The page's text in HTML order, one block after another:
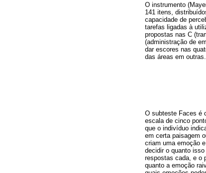
O instrumento
141 itens,
capacidade de
tarefas ligadas à
propostas nas C
(administração de
dar escores nas
das áreas em outras.
O subteste Faces é
escala de cinco
que o indivíduo
em certa paisagem
criam uma emoção
decidir o quanto
respostas cada, e o
quanto a emoção